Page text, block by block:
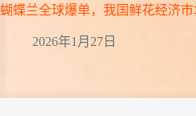
蝴蝶兰全球爆单，我国鲜花经济
2026年1月27日